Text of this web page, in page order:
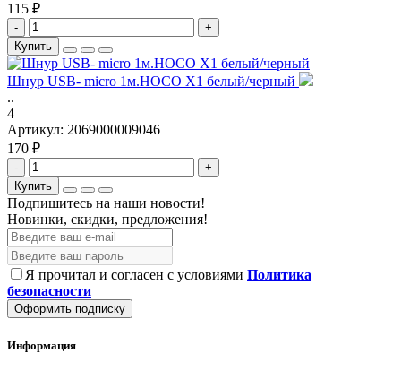
115 ₽
-
+
Купить
Шнур USB- micro 1м.HOCO X1 белый/черный
..
4
Артикул: 2069000009046
170 ₽
-
+
Купить
Подпишитесь на наши новости!
Новинки, скидки, предложения!
Я прочитал и согласен с условиями Политика
безопасности
Оформить подписку
Информация